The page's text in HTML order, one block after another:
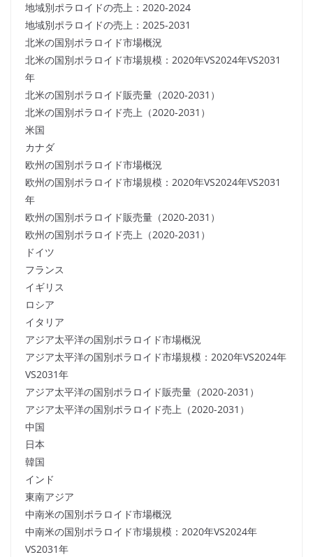
地域別ポラロイドの売上：2020-2024
地域別ポラロイドの売上：2025-2031
北米の国別ポラロイド市場概況
北米の国別ポラロイド市場規模：2020年VS2024年VS2031
年
北米の国別ポラロイド販売量（2020-2031）
北米の国別ポラロイド売上（2020-2031）
米国
カナダ
欧州の国別ポラロイド市場概況
欧州の国別ポラロイド市場規模：2020年VS2024年VS2031
年
欧州の国別ポラロイド販売量（2020-2031）
欧州の国別ポラロイド売上（2020-2031）
ドイツ
フランス
イギリス
ロシア
イタリア
アジア太平洋の国別ポラロイド市場概況
アジア太平洋の国別ポラロイド市場規模：2020年VS2024年
VS2031年
アジア太平洋の国別ポラロイド販売量（2020-2031）
アジア太平洋の国別ポラロイド売上（2020-2031）
中国
日本
韓国
インド
東南アジア
中南米の国別ポラロイド市場概況
中南米の国別ポラロイド市場規模：2020年VS2024年
VS2031年